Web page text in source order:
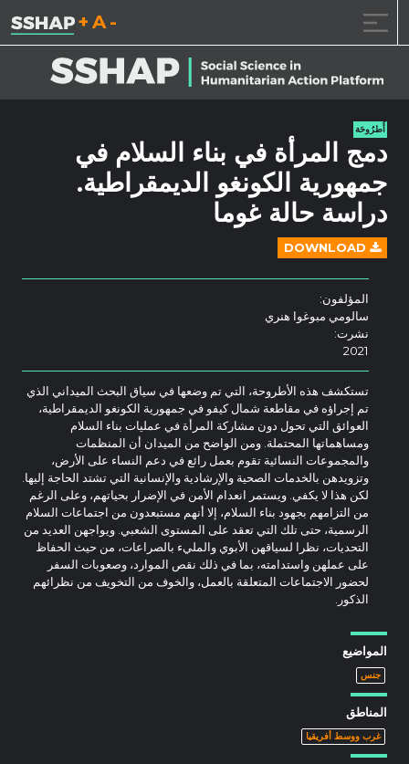
تقليل حجم الخط.
إعادة ضبط حجم
زيادة حجم
أُطرُوحَة
دمج المرأة في بناء السلام في
جمهورية الكونغو الديمقراطية.
دراسة حالة غوما
DOWNLOAD
المؤلفون:
سالومي مبوغوا هنري
نشرت:
2021
تستكشف هذه الأطروحة، التي تم وضعها في سياق البحث الميداني الذي
تم إجراؤه في مقاطعة شمال كيفو في جمهورية الكونغو الديمقراطية،
العوائق التي تحول دون مشاركة المرأة في عمليات بناء السلام
ومساهماتها المحتملة. ومن الواضح من الميدان أن المنظمات
والمجموعات النسائية تقوم بعمل رائع في دعم النساء على الأرض،
وتزويدهن بالخدمات الصحية والإرشادية والإنسانية التي تشتد الحاجة إليها.
لكن هذا لا يكفي. ويستمر انعدام الأمن في الإضرار بحياتهم، وعلى الرغم
من التزامهم بجهود بناء السلام، إلا أنهم مستبعدون من اجتماعات السلام
الرسمية، حتى تلك التي تعقد على المستوى الشعبي. ويواجهن العديد من
التحديات، نظرا لسياقهن الأبوي والمليء بالصراعات، من حيث الحفاظ
على عملهن واستدامته، بما في ذلك نقص الموارد، وصعوبات السفر
لحضور الاجتماعات المتعلقة بالعمل، والخوف من التخويف من نظرائهم
الذكور.
المواضيع
جنس
المناطق
غرب ووسط أفريقيا